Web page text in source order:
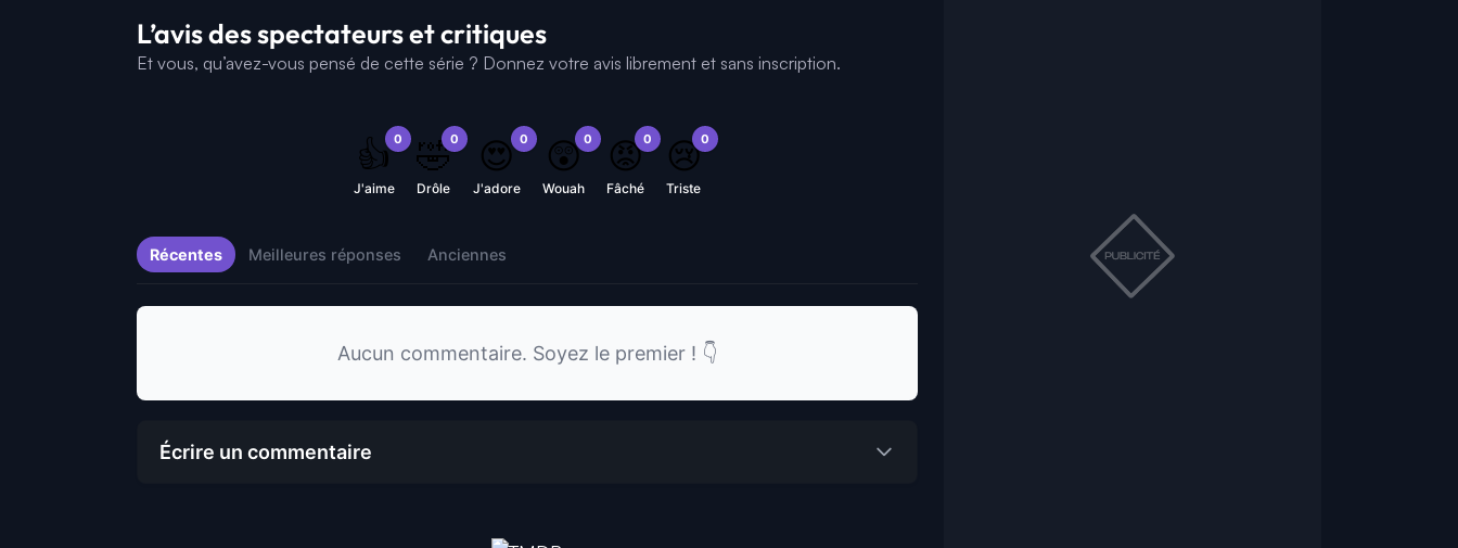
L’avis des spectateurs et critiques
Et vous, qu’avez-vous pensé de cette série ? Donnez votre avis librement et sans inscription.
0
👍
J'aime
0
🤣
Drôle
0
😍
J'adore
0
😲
Wouah
0
😡
Fâché
0
😢
Triste
Récentes Meilleures réponses Anciennes
Aucun commentaire. Soyez le premier ! 👇
Écrire un commentaire